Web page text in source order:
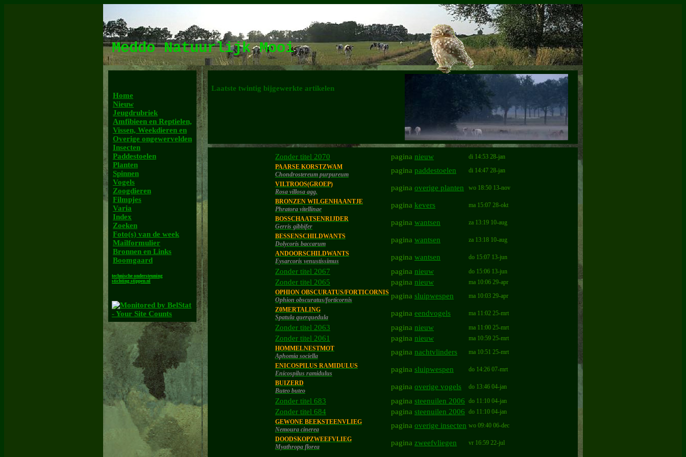
Meddo Natuurlijk Mooi
Home
Nieuw
Jeugdrubriek
Amfibieen en Reptielen,
Vissen, Weekdieren en
Overige ongewervelden
Insecten
Paddestoelen
Planten
Spinnen
Vogels
Zoogdieren
Filmpjes
Varia
Index
Zoeken
Foto(s) van de week
Mailformulier
Bronnen en Links
Boomgaard
technische ondersteuning
stichting.stippen.nl
Laatste twintig bijgewerkte artikelen
Zonder titel 2070 pagina nieuw
di 14:53 28-jan
PAARSE KORSTZWAM
Chondrostereum purpureum
pagina paddestoelen
di 14:47 28-jan
VILTROOS(GROEP)
Rosa villosa agg.
pagina overige planten
wo 18:50 13-nov
BRONZEN WILGENHAANTJE
Phratora vitellinae
pagina kevers
ma 15:07 28-okt
BOSSCHAATSENRIJDER
Gerris gibbifer
pagina wantsen
za 13:19 10-aug
BESSENSCHILDWANTS
Dolycoris baccarum
pagina wantsen
za 13:18 10-aug
ANDOORSCHILDWANTS
Eysarcoris venustissimus
pagina wantsen do 15:07 13-jun
Zonder titel 2067 pagina nieuw do 15:06 13-jun
Zonder titel 2065 pagina nieuw
ma 10:06 29-apr
OPHION OBSCURATUS/FORTICORNIS
Ophion obscuratus/forticornis
pagina sluipwespen
ma 10:03 29-apr
Z0MERTALING
Spatula querquedula
pagina eendvogels ma 11:02 25-mrt
Zonder titel 2063 pagina nieuw ma 11:00 25-mrt
Zonder titel 2061 pagina nieuw
ma 10:59 25-mrt
HOMMELNESTMOT
Aphomia sociella
pagina nachtvlinders
ma 10:51 25-mrt
ENICOSPILUS RAMIDULUS
Enicospilus ramidulus
pagina sluipwespen
do 14:26 07-mrt
BUIZERD
Buteo buteo
pagina overige vogels do 13:46 04-jan
Zonder titel 683 pagina steenuilen 2006 do 11:10 04-jan
Zonder titel 684 pagina steenuilen 2006 do 11:10 04-jan
GEWONE BEEKSTEENVLIEG
Nemoura cinerea
pagina overige insecten wo 09:40 06-dec
DOODSKOPZWEEFVLIEG
Myathropa florea
pagina zweefvliegen vr 16:59 22-jul